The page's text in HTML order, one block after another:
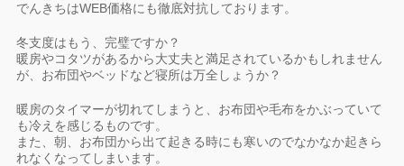
でんきちはWEB価格にも徹底対抗しております。
冬支度はもう、完璧ですか？
暖房やコタツがあるから大丈夫と満足されているかもしれません
が、お布団やベッドなど寝所は万全しょうか？
暖房のタイマーが切れてしまうと、お布団や毛布をかぶっていて
も冷えを感じるものです。
また、朝、お布団から出て起きる時にも寒いのでなかなか起きら
れなくなってしまいます。